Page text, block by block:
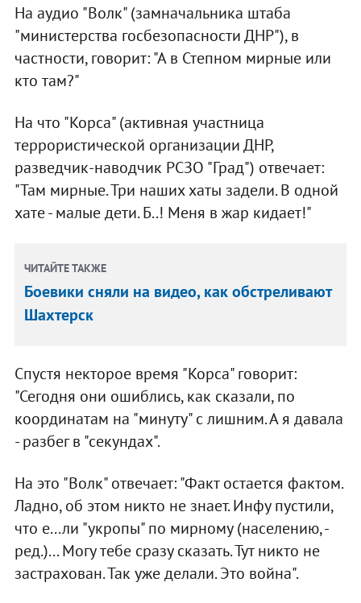
На аудио "Волк" (замначальника штаба
"министерства госбезопасности ДНР"), в
частности, говорит: "А в Степном мирные или
кто там?"
На что "Корса" (активная участница
террористической организации ДНР,
разведчик-наводчик РСЗО "Град") отвечает:
"Там мирные. Три наших хаты задели. В одной
хате - малые дети. Б..! Меня в жар кидает!"
ЧИТАЙТЕ ТАКЖЕ
Боевики сняли на видео, как обстреливают
Шахтерск
Спустя некторое время "Корса" говорит:
"Сегодня они ошиблись, как сказали, по
координатам на "минуту" с лишним. А я давала
- разбег в "секундах".
На это "Волк" отвечает: "Факт остается фактом.
Ладно, об этом никто не знает. Инфу пустили,
что е...ли "укропы" по мирному (населению, -
ред.)... Могу тебе сразу сказать. Тут никто не
застрахован. Так уже делали. Это война".